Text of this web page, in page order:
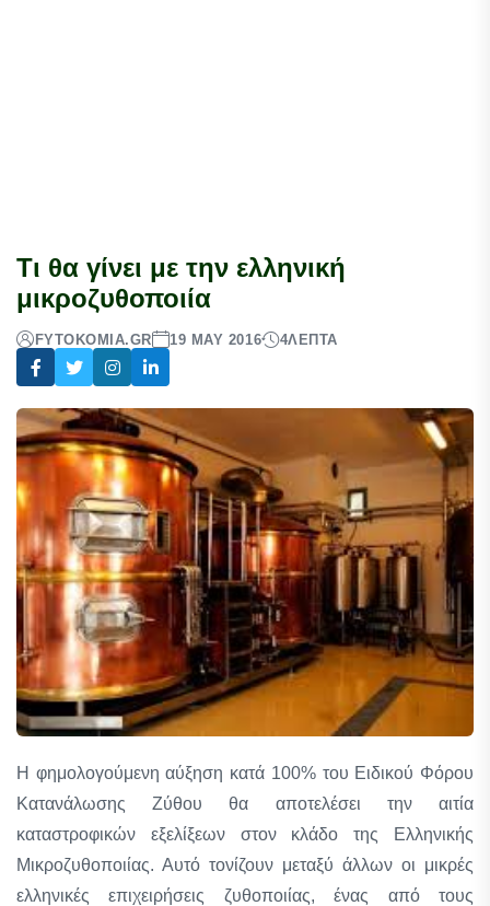
Τι θα γίνει με την ελληνική
μικροζυθοποιία
FYTOKOMIA.GR 19 MAY 2016 4ΛΕΠΤΆ
Η φημολογούμενη αύξηση κατά 100% του Ειδικού Φόρου
Κατανάλωσης Ζύθου θα αποτελέσει την αιτία
καταστροφικών εξελίξεων στον κλάδο της Ελληνικής
Μικροζυθοποιίας. Αυτό τονίζουν μεταξύ άλλων οι μικρές
ελληνικές επιχειρήσεις ζυθοποιίας, ένας από τους